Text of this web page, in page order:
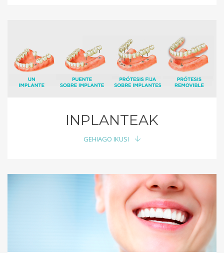
INPLANTEAK
GEHIAGO IKUSI